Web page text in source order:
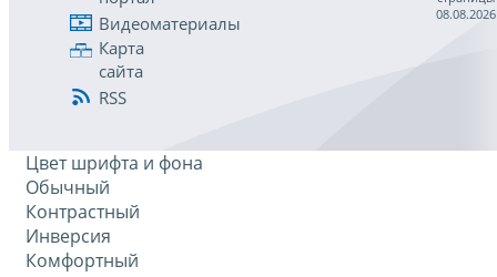
Видеоматериалы
Карта
сайта
RSS
08.08.2026
Цвет шрифта и фона
Обычный
Контрастный
Инверсия
Комфортный